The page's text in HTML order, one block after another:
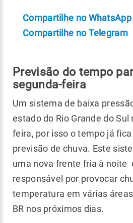
Compartilhe no WhatsApp
Compartilhe no Telegram
Previsão do tempo
segunda-feira
Um sistema de baixa
estado do Rio Grande do
feira, por isso o tempo já
previsão de chuva. Este
uma nova frente fria à noite
responsável por provocar
temperatura em várias
BR nos próximos dias.